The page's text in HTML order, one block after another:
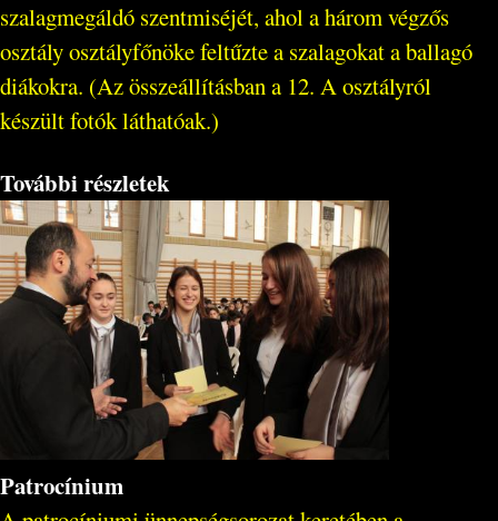
szalagmegáldó szentmiséjét, ahol a három végzős
osztály osztályfőnöke feltűzte a szalagokat a ballagó
diákokra. (Az összeállításban a 12. A osztályról
készült fotók láthatóak.)
További részletek
Patrocínium